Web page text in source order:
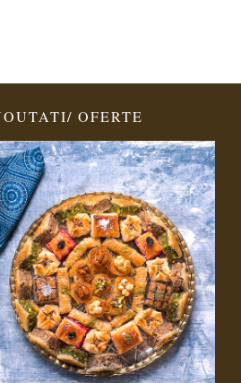
OFERTE